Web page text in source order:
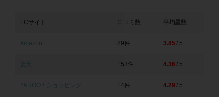
ECサイト 口コミ数 平均星数
Amazon 89件 3.85 / 5
楽天 153件 4.36 / 5
YAHOO！ショッピング 14件 4.29 / 5